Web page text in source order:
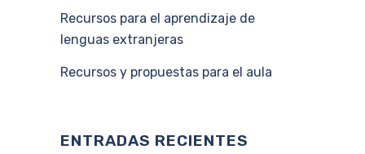
Recursos para el aprendizaje de
lenguas extranjeras
Recursos y propuestas para el aula
ENTRADAS RECIENTES